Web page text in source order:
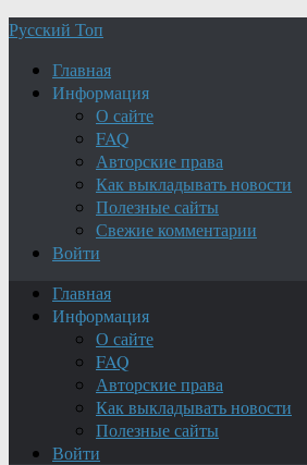
Русский Топ
Главная
Информация
О сайте
FAQ
Авторские права
Как выкладывать новости
Полезные сайты
Свежие комментарии
Войти
Главная
Информация
О сайте
FAQ
Авторские права
Как выкладывать новости
Полезные сайты
Войти